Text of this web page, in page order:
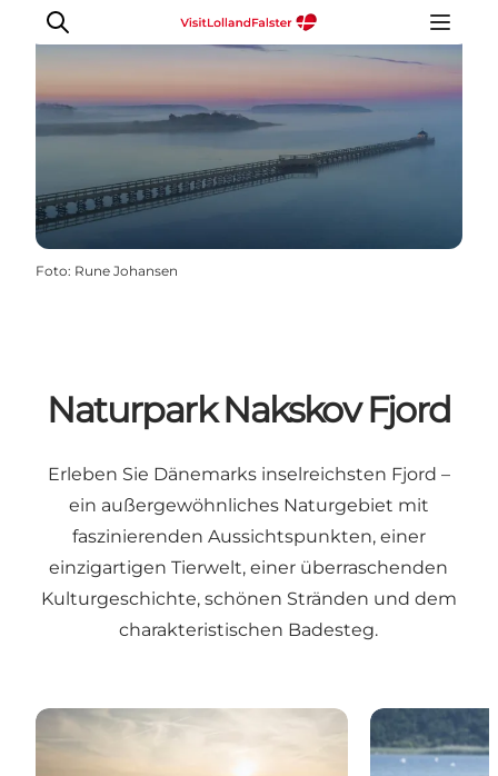
Natur und Outdoor
Familienurlaub
Kultur
Gastronomie
Foto: Rune Johansen
Naturpark Nakskov Fjord
Erleben Sie Dänemarks inselreichsten Fjord –
ein außergewöhnliches Naturgebiet mit
faszinierenden Aussichtspunkten, einer
einzigartigen Tierwelt,einer überraschenden
Kulturgeschichte, schönen Stränden und dem
charakteristischen Badesteg.
Naturpark Nakskov Fjord Dänemarks